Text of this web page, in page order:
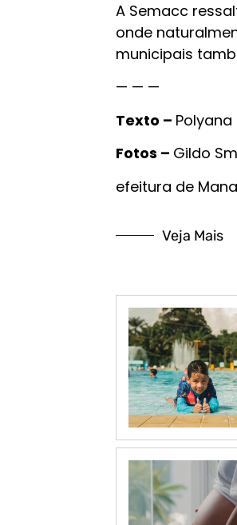
A Semacc
onde
municipais
— — —
Texto –
Fotos – Gildo
efeitura de
Veja Mais